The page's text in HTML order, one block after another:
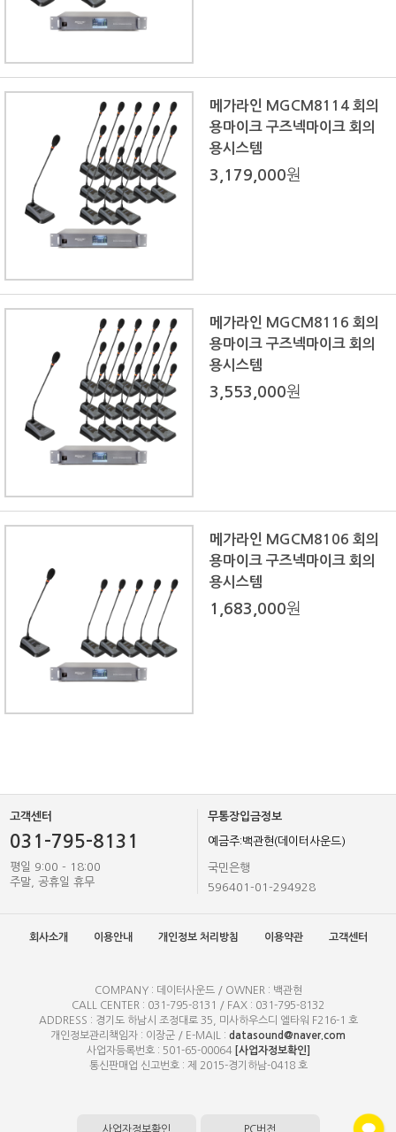
메가라인 MGCM8114 회의
용마이크 구즈넥마이크 회의
용시스템
3,179,000원
메가라인 MGCM8116 회의
용마이크 구즈넥마이크 회의
용시스템
3,553,000원
메가라인 MGCM8106 회의
용마이크 구즈넥마이크 회의
용시스템
1,683,000원
고객센터
031-795-8131
평일 9:00 - 18:00
주말, 공휴일 휴무
무통장입금정보
예금주:백관현(데이터사운드)
국민은행
596401-01-294928
회사소개 이용안내 개인정보 처리방침 이용약관 고객센터
COMPANY : 데이터사운드 / OWNER : 백관현
CALL CENTER : 031-795-8131 / FAX : 031-795-8132
ADDRESS : 경기도 하남시 조정대로 35, 미사하우스디 엘타워 F216-1 호
개인정보관리책임자 : 이장군 / E-MAIL : datasound@naver.com
사업자등록번호 : 501-65-00064 [사업자정보확인]
통신판매업 신고번호 : 제 2015-경기하남-0418 호
사업자정보확인 PC버전